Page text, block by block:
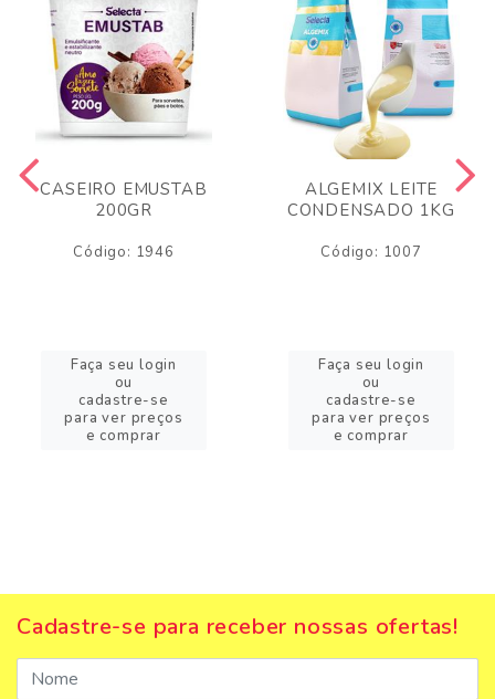
CASEIRO EMUSTAB
200GR
Código: 1946
Faça seu login
ou
cadastre-se
para ver preços
e comprar
ALGEMIX LEITE
CONDENSADO 1KG
Código: 1007
Faça seu login
ou
cadastre-se
para ver preços
e comprar
Cadastre-se para receber nossas ofertas!